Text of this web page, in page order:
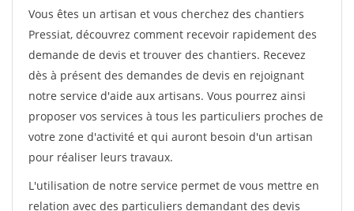
Vous êtes un artisan et vous cherchez des chantiers
Pressiat, découvrez comment recevoir rapidement des
demande de devis et trouver des chantiers. Recevez
dès à présent des demandes de devis en rejoignant
notre service d'aide aux artisans. Vous pourrez ainsi
proposer vos services à tous les particuliers proches de
votre zone d'activité et qui auront besoin d'un artisan
pour réaliser leurs travaux.
L'utilisation de notre service permet de vous mettre en
relation avec des particuliers demandant des devis